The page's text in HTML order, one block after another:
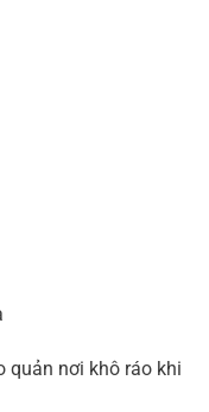
quản nơi khô ráo khi